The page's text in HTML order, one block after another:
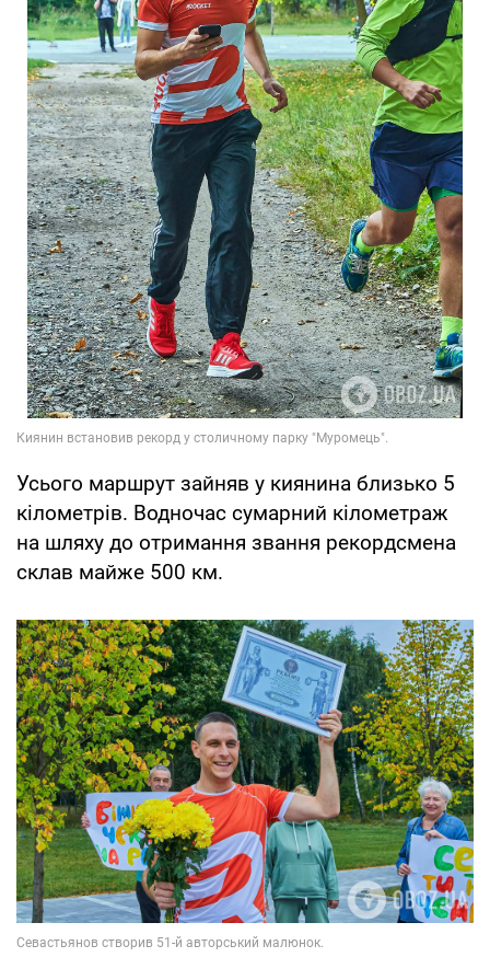
Усього маршрут зайняв у киянина близько 5
кілометрів. Водночас сумарний кілометраж
на шляху до отримання звання рекордсмена
склав майже 500 км.